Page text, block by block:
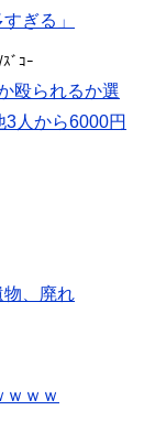
ぎる」
ﾞｺｰ
殴られるか選
人から6000円
物、廃れ
ｗｗｗ